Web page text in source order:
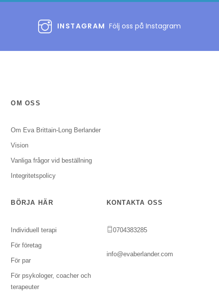
INSTAGRAM Följ oss på Instagram
OM OSS
Om Eva Brittain-Long Berlander
Vision
Vanliga frågor vid beställning
Integritetspolicy
BÖRJA HÄR
Individuell terapi
För företag
För par
För psykologer, coacher och
terapeuter
KONTAKTA OSS
0704383285
info@evaberlander.com